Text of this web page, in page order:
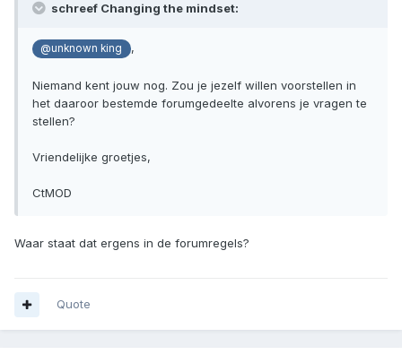
schreef Changing the mindset:
@unknown king ,
Niemand kent jouw nog. Zou je jezelf willen voorstellen in
het daaroor bestemde forumgedeelte alvorens je vragen te
stellen?
Vriendelijke groetjes,
CtMOD
Waar staat dat ergens in de forumregels?
Quote